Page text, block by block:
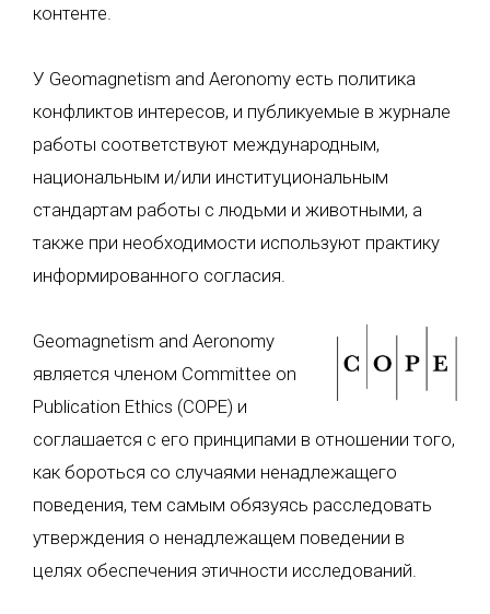
контенте.
У Geomagnetism and Aeronomy есть политика
конфликтов интересов, и публикуемые в журнале
работы соответствуют международным,
национальным и/или институциональным
стандартам работы с людьми и животными, а
также при необходимости используют практику
информированного согласия.
Geomagnetism and Aeronomy
является членом Committee on
Publication Ethics (COPE) и
соглашается с его принципами в отношении того,
как бороться со случаями ненадлежащего
поведения, тем самым обязуясь расследовать
утверждения о ненадлежащем поведении в
целях обеспечения этичности исследований.